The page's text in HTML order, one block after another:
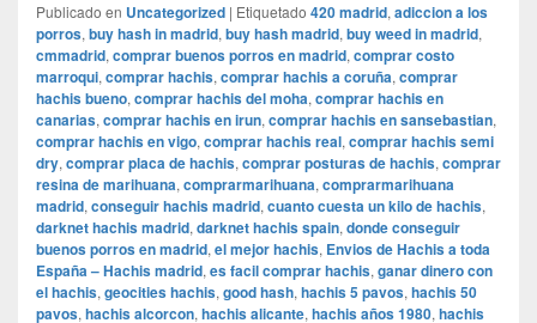
Publicado en Uncategorized | Etiquetado 420 madrid, adiccion a los
porros, buy hash in madrid, buy hash madrid, buy weed in madrid,
cmmadrid, comprar buenos porros en madrid, comprar costo
marroqui, comprar hachis, comprar hachis a coruña, comprar
hachis bueno, comprar hachis del moha, comprar hachis en
canarias, comprar hachis en irun, comprar hachis en sansebastian,
comprar hachis en vigo, comprar hachis real, comprar hachis semi
dry, comprar placa de hachis, comprar posturas de hachis, comprar
resina de marihuana, comprarmarihuana, comprarmarihuana
madrid, conseguir hachis madrid, cuanto cuesta un kilo de hachis,
darknet hachis madrid, darknet hachis spain, donde conseguir
buenos porros en madrid, el mejor hachis, Envios de Hachis a toda
España – Hachis madrid, es facil comprar hachis, ganar dinero con
el hachis, geocities hachis, good hash, hachis 5 pavos, hachis 50
pavos, hachis alcorcon, hachis alicante, hachis años 1980, hachis